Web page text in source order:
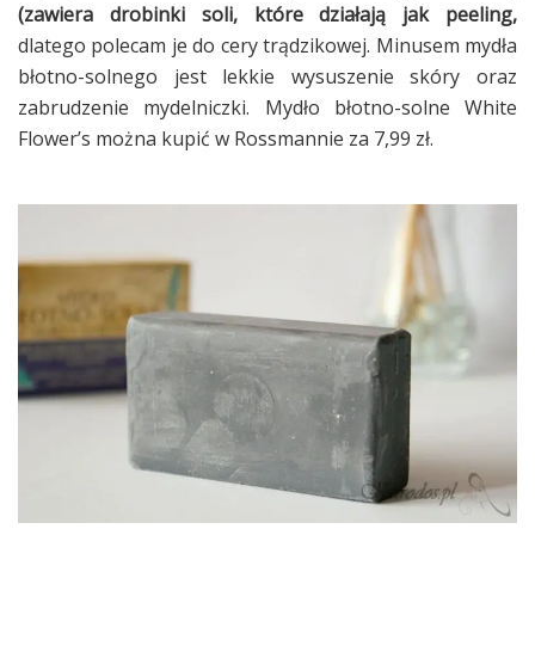
(zawiera drobinki soli, które działają jak peeling,
dlatego polecam je do cery trądzikowej. Minusem mydła
błotno-solnego jest lekkie wysuszenie skóry oraz
zabrudzenie mydelniczki. Mydło błotno-solne White
Flower’s można kupić w Rossmannie za 7,99 zł.